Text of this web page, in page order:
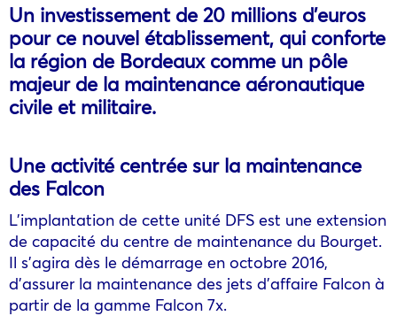
Un investissement de 20 millions d’euros
pour ce nouvel établissement, qui conforte
la région de Bordeaux comme un pôle
majeur de la maintenance aéronautique
civile et militaire.
Une activité centrée sur la maintenance
des Falcon
L’implantation de cette unité DFS est une extension
de capacité du centre de maintenance du Bourget.
Il s’agira dès le démarrage en octobre 2016,
d’assurer la maintenance des jets d’affaire Falcon à
partir de la gamme Falcon 7x.